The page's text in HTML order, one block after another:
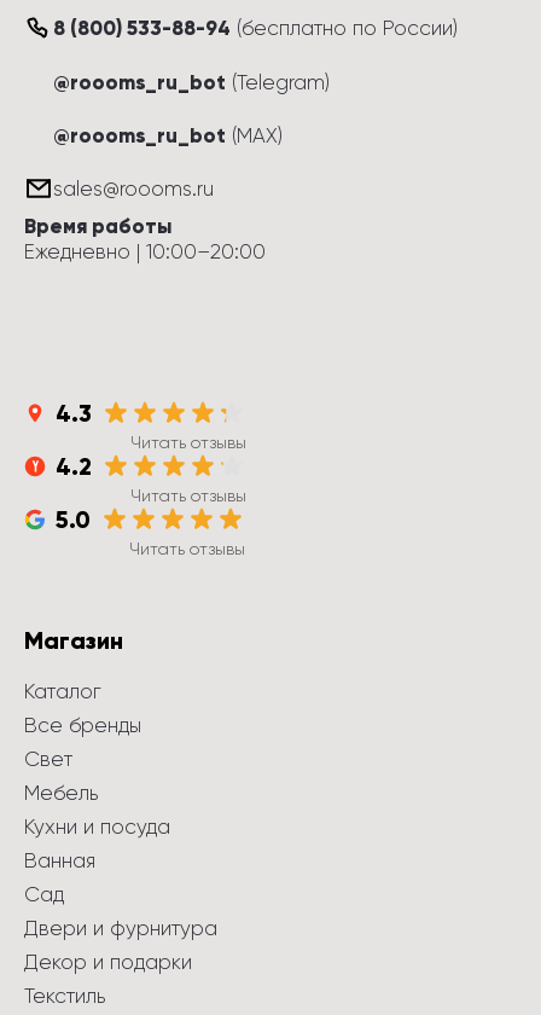
8 (800) 533-88-94 (бесплатно по России)
@roooms_ru_bot (Telegram)
@roooms_ru_bot (MAX)
sales@roooms.ru
Время работы
Ежедневно | 10:00–20:00
4.3
Читать отзывы
4.2
Читать отзывы
5.0
Читать отзывы
Магазин
Каталог
Все бренды
Свет
Мебель
Кухни и посуда
Ванная
Сад
Двери и фурнитура
Декор и подарки
Текстиль